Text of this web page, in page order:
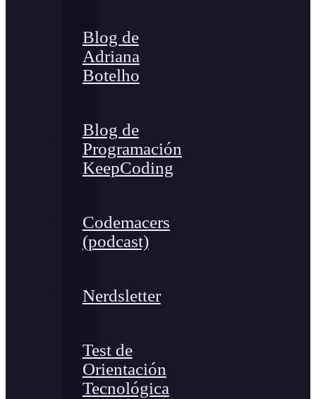
Blog de
Adriana
Botelho
Blog de
Programación
KeepCoding
Codemacers
(podcast)
Nerdsletter
Test de
Orientación
Tecnológica